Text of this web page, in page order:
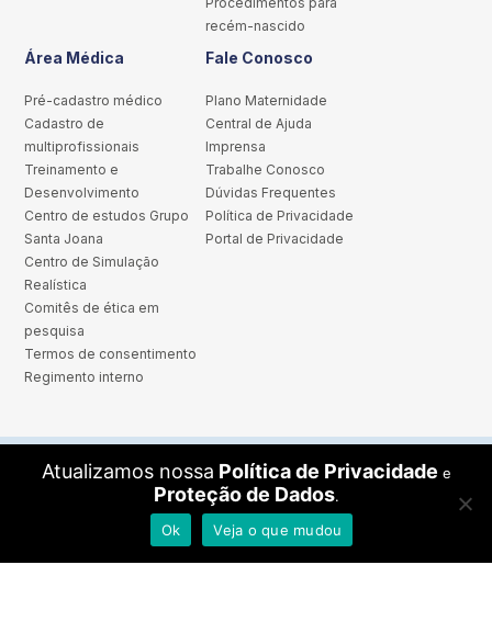
Atualizamos nossa Política de Privacidade e
Proteção de Dados.
Ok
Veja o que mudou
recém-nascido
Área Médica
Pré-cadastro médico
Cadastro de
multiprofissionais
Treinamento e
Desenvolvimento
Centro de estudos Grupo
Santa Joana
Centro de Simulação
Realística
Comitês de ética em
pesquisa
Termos de consentimento
Regimento interno
Fale Conosco
Plano Maternidade
Central de Ajuda
Imprensa
Trabalhe Conosco
Dúvidas Frequentes
Política de Privacidade
Portal de Privacidade
Rua Leôncio de Carvalho, 233 - Paraíso - São Paulo - CEP: 04003-